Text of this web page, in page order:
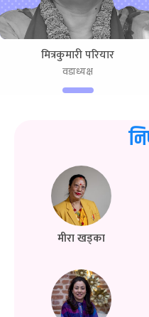
मित्रकुमारी परियार
वडाध्यक्ष
मीरा खड्का